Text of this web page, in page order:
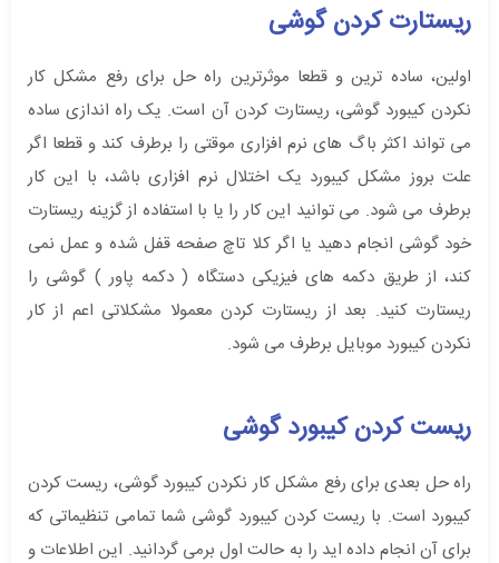
ریستارت کردن گوشی
اولین، ساده ترین و قطعا موثرترین راه حل برای رفع مشکل کار
نکردن کیبورد گوشی، ریستارت کردن آن است. یک راه اندازی ساده
می تواند اکثر باگ های نرم افزاری موقتی را برطرف کند و قطعا اگر
علت بروز مشکل کیبورد یک اختلال نرم افزاری باشد، با این کار
برطرف می شود. می توانید این کار را یا با استفاده از گزینه ریستارت
خود گوشی انجام دهید یا اگر کلا تاچ صفحه قفل شده و عمل نمی
کند، از طریق دکمه های فیزیکی دستگاه ( دکمه پاور ) گوشی را
ریستارت کنید. بعد از ریستارت کردن معمولا مشکلاتی اعم از کار
نکردن کیبورد موبایل برطرف می شود.
ریست کردن کیبورد گوشی
راه حل بعدی برای رفع مشکل کار نکردن کیبورد گوشی، ریست کردن
کیبورد است. با ریست کردن کیبورد گوشی شما تمامی تنظیماتی که
برای آن انجام داده اید را به حالت اول برمی گردانید. این اطلاعات و